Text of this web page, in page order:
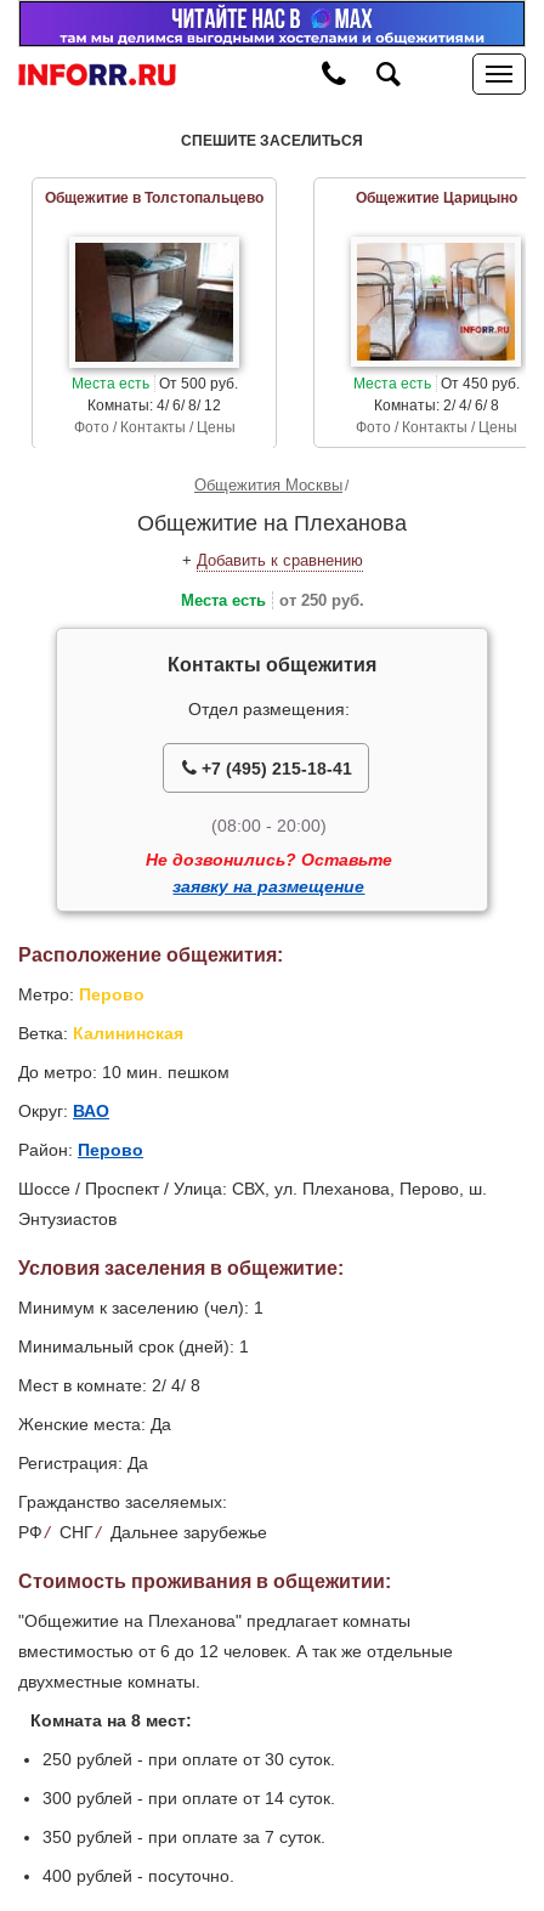
СПЕШИТЕ ЗАСЕЛИТЬСЯ
Общежитие в Толстопальцево
Места есть От 500 руб.
Комнаты: 4/ 6/ 8/ 12
Фото / Контакты / Цены
Общежитие Царицыно
Места есть От 450 руб.
Комнаты: 2/ 4/ 6/ 8
Фото / Контакты / Цены
Общежития Москвы
Общежитие на Плеханова
+ Добавить к сравнению
Места есть от 250 руб.
Контакты общежития
Отдел размещения:
+7 (495) 215-18-41
(08:00 - 20:00)
Не дозвонились? Оставьте
заявку на размещение
Расположение общежития:
Метро: Перово
Ветка: Калининская
До метро: 10 мин. пешком
Округ: ВАО
Район: Перово
Шоссе / Проспект / Улица: СВХ, ул. Плеханова, Перово, ш.
Энтузиастов
Условия заселения в общежитие:
Минимум к заселению (чел): 1
Минимальный срок (дней): 1
Мест в комнате: 2/ 4/ 8
Женские места: Да
Регистрация: Да
Гражданство заселяемых:
РФ/ СНГ/ Дальнее зарубежье
Стоимость проживания в общежитии:
"Общежитие на Плеханова" предлагает комнаты
вместимостью от 6 до 12 человек. А так же отдельные
двухместные комнаты.
Комната на 8 мест:
250 рублей - при оплате от 30 суток.
300 рублей - при оплате от 14 суток.
350 рублей - при оплате за 7 суток.
400 рублей - посуточно.